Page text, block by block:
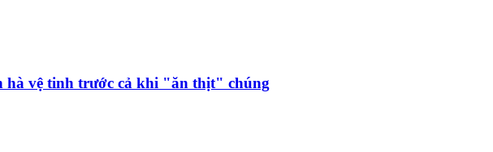
hà vệ tinh trước cả khi "ăn thịt" chúng